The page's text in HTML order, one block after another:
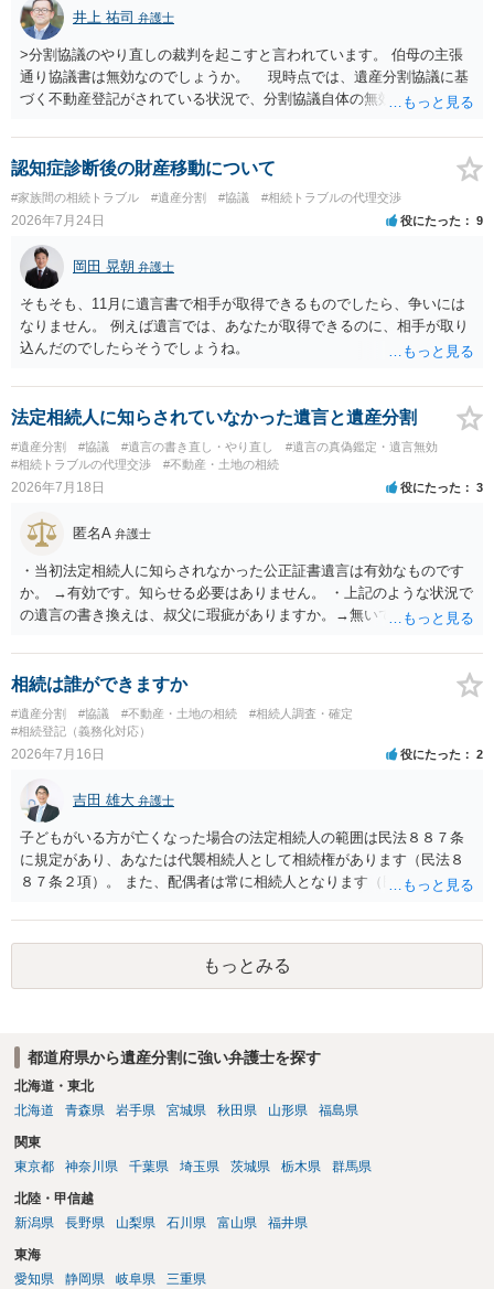
井上 祐司 弁護士
>分割協議のやり直しの裁判を起こすと言われています。 伯母の主張
通り協議書は無効なのでしょうか。 現時点では、遺産分割協議に基
づく不動産登記がされている状況で、分割協議自体の無効を裁判所が
方の訴訟の主張及び立証次第ですが、 ・御祖母様の認知能力に関する
医師の意見書、筆跡鑑定 が提出されればその効力が否定される可能性
はありますが、 ・伯母様自身が分割協議に加わっていること ・御祖母
様の意に反する遺産分割協議を行う実益が誰にあったかの立証が困難
であること からすると、実際に遺産分割協議の効力が否定される可能
性はそれほど高くない（立証のハードルは非常に高い）ということが
言えると思います。
認知症診断後の財産移動について
#家族間の相続トラブル #遺産分割 #協議 #相続トラブルの代理交渉
2026年7月24日 役にたった 9
岡田 晃朝 弁護士
そもそも、11月に遺言書で相手が取得できるものでしたら、争いには
なりません。 例えば遺言では、あなたが取得できるのに、相手が取り
込んだのでしたらそうでしょうね。
法定相続人に知らされていなかった遺言と遺産分割
#遺産分割 #協議 #遺言の書き直し・やり直し
#遺言の真偽鑑定・遺言無効
#相続トラブルの代理交渉
#不動産・土地の相続
2026年7月18日 役にたった 3
匿名A 弁護士
・当初法定相続人に知らされなかった公正証書遺言は有効なものです
か。 →有効です。知らせる必要はありません。 ・上記のような状況で
の遺言の書き換えは、叔父に瑕疵がありますか。→無いです。 ・分割
ますか。 →本人が自由に決められますので、どこが妥当とは言えない
です。客観的な基準もありません。 ・できれば穏やかに、分割を拒否
することはできますか。 →分割を拒否するということは、遺産はいら
ないということでしょうか。遺言で、受取を指定されててもいらない
と拒否することはできます。理由を説明する必要はありません。
相続は誰ができますか
#遺産分割 #協議 #不動産・土地の相続
#相続人調査・確定
#相続登記（義務化対応）
2026年7月16日 役にたった 2
吉田 雄大 弁護士
子どもがいる方が亡くなった場合の法定相続人の範囲は民法８８７条
に規定があり、あなたは代襲相続人として相続権があります（民法８
８７条２項）。 また、配偶者は常に相続人となります（民法８９０
も相続権があります。つまり、孫５人に加えて「おじ又はおば」にも
相続権がある可能性があります。
もっとみる
都道府県から遺産分割に強い弁護士を探す
北海道・東北
北海道
青森県 岩手県 宮城県 秋田県 山形県 福島県
関東
東京都
神奈川県 千葉県 埼玉県 茨城県 栃木県 群馬県
北陸・甲信越
新潟県
長野県 山梨県 石川県 富山県 福井県
東海
愛知県
静岡県 岐阜県 三重県